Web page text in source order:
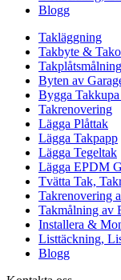
Blogg
Takläggning
Takbyte &
Takplåtsmålning
Byten av
Bygga
Takrenovering
Lägga Plåttak
Lägga Takpapp
Lägga Tegeltak
Lägga EPDM
Tvätta Tak,
Takrenovering
Takmålning av
Installera &
Listtäckning,
Blogg